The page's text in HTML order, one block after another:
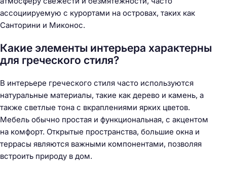
ассоциируемую с курортами на островах, таких как
Санторини и Миконос.
Какие элементы интерьера характерны
для греческого стиля?
В интерьере греческого стиля часто используются
натуральные материалы, такие как дерево и камень, а
также светлые тона с вкраплениями ярких цветов.
Мебель обычно простая и функциональная, с акцентом
на комфорт. Открытые пространства, большие окна и
террасы являются важными компонентами, позволяя
встроить природу в дом.